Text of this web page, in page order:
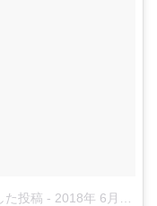
た投稿 - 2018年 6月月10日午後2時00分PDT